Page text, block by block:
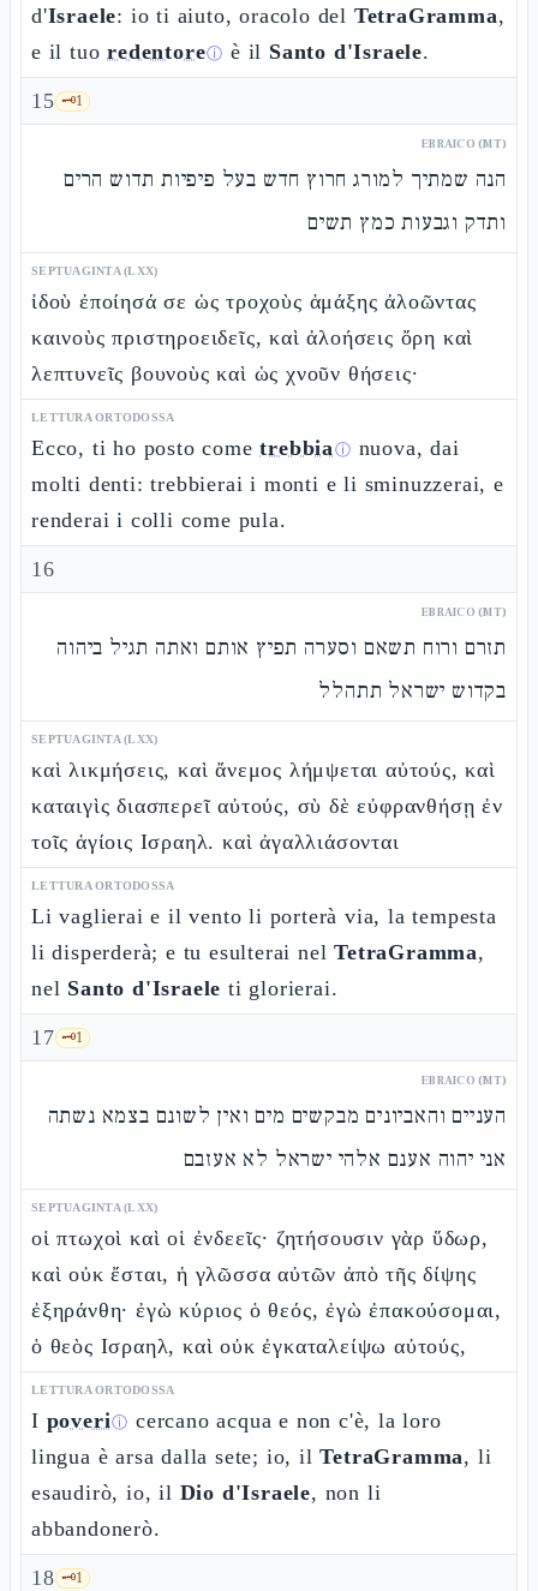
d'Israele: io ti aiuto, oracolo del TetraGramma,
e il tuoredentoreⓘ è il Santo d'Israele.
15 🗝️1
EBRAICO (MT)
הנה שמתיך למורג חרוץ חדש בעל פיפיות תדוש הרים
ותדק וגבעות כמץ תשים
SEPTUAGINTA (LXX)
ἰδοὺ ἐποίησά σε ὡς τροχοὺς ἁμάξης ἀλοῶντας
καινοὺς πριστηροειδεῖς, καὶ ἀλοήσεις ὄρη καὶ
λεπτυνεῖς βουνοὺς καὶ ὡς χνοῦν θήσεις·
LETTURA ORTODOSSA
Ecco, ti ho posto cometrebbiaⓘ nuova, dai
molti denti: trebbierai i monti e li sminuzzerai, e
renderai i colli come pula.
16
EBRAICO (MT)
תזרם ורוח תשאם וסערה תפיץ אותם ואתה תגיל ביהוה
בקדוש ישראל תתהלל
SEPTUAGINTA (LXX)
καὶ λικμήσεις, καὶ ἄνεμος λήμψεται αὐτούς, καὶ
καταιγὶς διασπερεῖ αὐτούς, σὺ δὲ εὐφρανθήσῃ ἐν
τοῖς ἁγίοις Ισραηλ. καὶ ἀγαλλιάσονται
LETTURA ORTODOSSA
Li vaglierai e il vento li porterà via, la tempesta
li disperderà; e tu esulterai nelTetraGramma,
nel Santo d'Israele ti glorierai.
17 🗝️1
EBRAICO (MT)
העניים והאביונים מבקשים מים ואין לשונם בצמא נשתה
אני יהוה אענם אלהי ישראל לא אעזבם
SEPTUAGINTA (LXX)
οἱ πτωχοὶ καὶ οἱ ἐνδεεῖς· ζητήσουσιν γὰρ ὕδωρ,
καὶ οὐκ ἔσται, ἡ γλῶσσα αὐτῶν ἀπὸ τῆς δίψης
ἐξηράνθη· ἐγὼ κύριος ὁ θεός, ἐγὼ ἐπακούσομαι,
ὁ θεὸς Ισραηλ, καὶ οὐκ ἐγκαταλείψω αὐτούς,
LETTURA ORTODOSSA
I poveriⓘ cercano acqua e non c'è, la loro
lingua è arsa dalla sete; io, ilTetraGramma, li
esaudirò, io, il Dio d'Israele, non li
abbandonerò.
18 🗝️1